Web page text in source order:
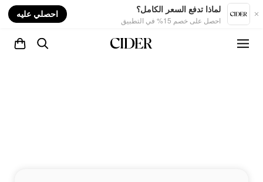
لماذا تدفع السعر الكامل؟
احصل على خصم 15% في التطبيق
احصلي عليه